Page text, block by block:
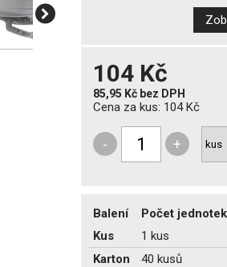
104 Kč
85,95 Kč bez DPH
Cena za kus: 104 Kč
- +
Balení Počet jednotek
Kus
1 kus
Karton
40 kusů